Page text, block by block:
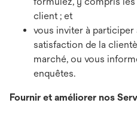
client ; et
vous inviter à participer
satisfaction de la
marché, ou vous
enquêtes.
Fournir et améliorer nos